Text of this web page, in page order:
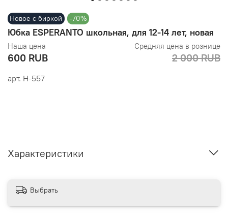
Новое с биркой -70%
арт. Н-557
Юбка ESPERANTO школьная, для 12-14 лет, новая
Наша цена
600 RUB
Средняя цена в рознице
2 000 RUB
Характеристики
Выбрать